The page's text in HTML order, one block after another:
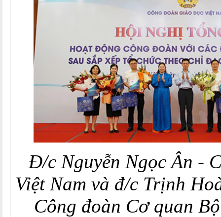
Đ/c Nguyễn Ngọc Ân -
Việt Nam và đ/c Trịnh
Công đoàn Cơ quan